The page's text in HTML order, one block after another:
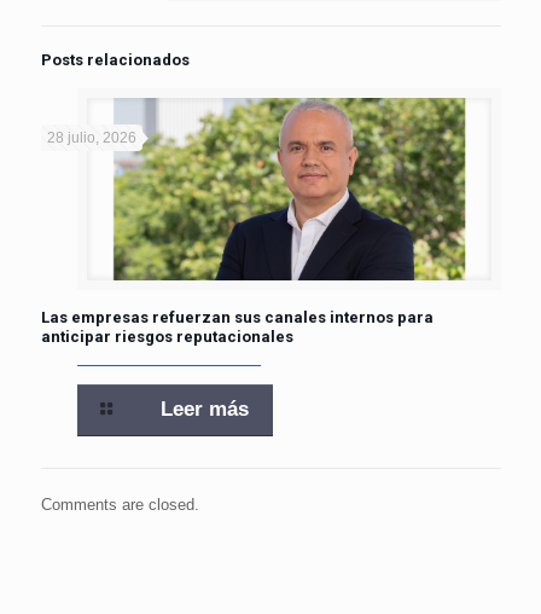
Posts relacionados
28 julio, 2026
Las empresas refuerzan sus canales internos para
anticipar riesgos reputacionales
Leer más
Comments are closed.